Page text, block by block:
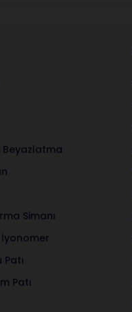
Simanı
İyonomer
Patı